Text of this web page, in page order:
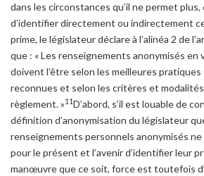
dans les circonstances qu’il ne permet
d’identifier directement ou indirectement
prime, le législateur déclare à l’alinéa 2 de
que : « Les renseignements anonymisés
doivent l’être selon les meilleures
reconnues et selon les critères et
règlement. »11D’abord, s’il est louable de
définition d’anonymisation du législateur
renseignements personnels anonymisés
pour le présent et l’avenir d’identifier leur
manœuvre que ce soit, force est toutefois